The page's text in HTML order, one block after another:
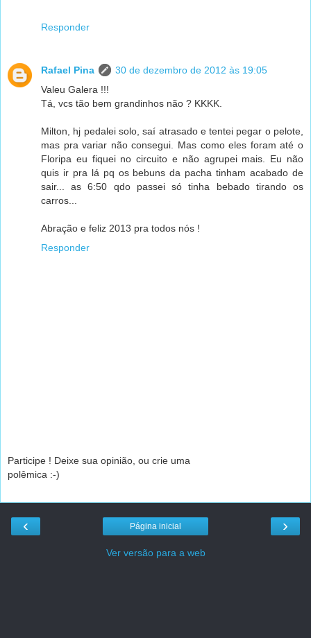
Responder
Rafael Pina
30 de dezembro de 2012 às 19:05
Valeu Galera !!!
Tá, vcs tão bem grandinhos não ? KKKK.
Milton, hj pedalei solo, saí atrasado e tentei pegar o pelote,
mas pra variar não consegui. Mas como eles foram até o
Floripa eu fiquei no circuito e não agrupei mais. Eu não
quis ir pra lá pq os bebuns da pacha tinham acabado de
sair... as 6:50 qdo passei só tinha bebado tirando os
carros...
Abração e feliz 2013 pra todos nós !
Responder
Participe ! Deixe sua opinião, ou crie uma
polêmica :-)
‹ ›
Página inicial
Ver versão para a web